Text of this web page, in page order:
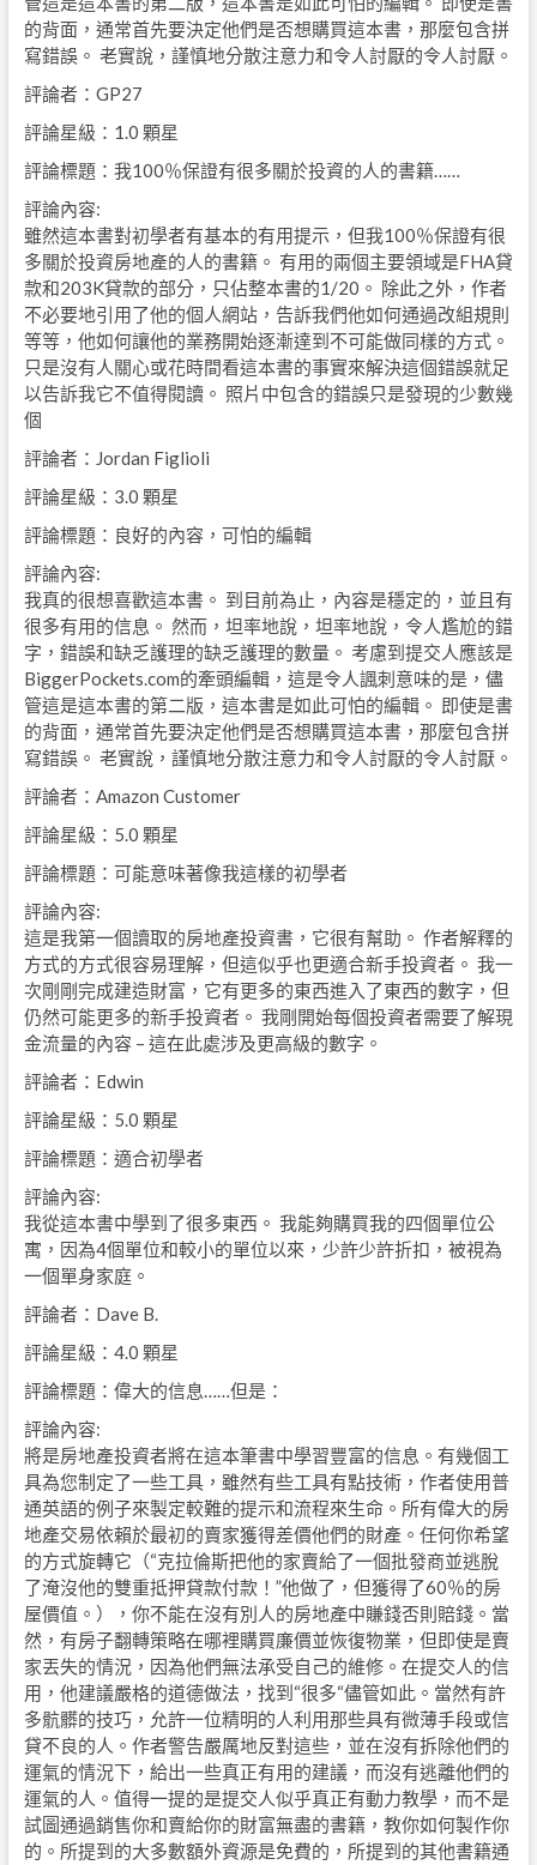
的背面，通常首先要決定他們是否想購買這本書，那麼包含拼
寫錯誤。 老實說，謹慎地分散注意力和令人討厭的令人討厭。
評論者：GP27
評論星級：1.0 顆星
評論標題：我100％保證有很多關於投資的人的書籍……
評論內容:
雖然這本書對初學者有基本的有用提示，但我100％保證有很
多關於投資房地產的人的書籍。 有用的兩個主要領域是FHA貸
款和203K貸款的部分，只佔整本書的1/20。 除此之外，作者
不必要地引用了他的個人網站，告訴我們他如何通過改組規則
等等，他如何讓他的業務開始逐漸達到不可能做同樣的方式。
只是沒有人關心或花時間看這本書的事實來解決這個錯誤就足
以告訴我它不值得閱讀。 照片中包含的錯誤只是發現的少數幾
個
評論者：Jordan Figlioli
評論星級：3.0 顆星
評論標題：良好的內容，可怕的編輯
評論內容:
我真的很想喜歡這本書。 到目前為止，內容是穩定的，並且有
很多有用的信息。 然而，坦率地說，坦率地說，令人尷尬的錯
字，錯誤和缺乏護理的缺乏護理的數量。 考慮到提交人應該是
BiggerPockets.com的牽頭編輯，這是令人諷刺意味的是，儘
管這是這本書的第二版，這本書是如此可怕的編輯。 即使是書
的背面，通常首先要決定他們是否想購買這本書，那麼包含拼
寫錯誤。 老實說，謹慎地分散注意力和令人討厭的令人討厭。
評論者：Amazon Customer
評論星級：5.0 顆星
評論標題：可能意味著像我這樣的初學者
評論內容:
這是我第一個讀取的房地產投資書，它很有幫助。 作者解釋的
方式的方式很容易理解，但這似乎也更適合新手投資者。 我一
次剛剛完成建造財富，它有更多的東西進入了東西的數字，但
仍然可能更多的新手投資者。 我剛開始每個投資者需要了解現
金流量的內容 – 這在此處涉及更高級的數字。
評論者：Edwin
評論星級：5.0 顆星
評論標題：適合初學者
評論內容:
我從這本書中學到了很多東西。 我能夠購買我的四個單位公
寓，因為4個單位和較小的單位以來，少許少許折扣，被視為
一個單身家庭。
評論者：Dave B.
評論星級：4.0 顆星
評論標題：偉大的信息……但是：
評論內容:
將是房地產投資者將在這本筆書中學習豐富的信息。有幾個工
具為您制定了一些工具，雖然有些工具有點技術，作者使用普
通英語的例子來製定較難的提示和流程來生命。所有偉大的房
地產交易依賴於最初的賣家獲得差價他們的財產。任何你希望
的方式旋轉它（“克拉倫斯把他的家賣給了一個批發商並逃脫
了淹沒他的雙重抵押貸款付款！”他做了，但獲得了60％的房
屋價值。），你不能在沒有別人的房地產中賺錢否則賠錢。當
然，有房子翻轉策略在哪裡購買廉價並恢復物業，但即使是賣
家丟失的情況，因為他們無法承受自己的維修。在提交人的信
用，他建議嚴格的道德做法，找到“很多“儘管如此。當然有許
多骯髒的技巧，允許一位精明的人利用那些具有微薄手段或信
貸不良的人。作者警告嚴厲地反對這些，並在沒有拆除他們的
運氣的情況下，給出一些真正有用的建議，而沒有逃離他們的
運氣的人。值得一提的是提交人似乎真正有動力教學，而不是
試圖通過銷售你和賣給你的財富無盡的書籍，教你如何製作你
的。所提到的大多數額外資源是免費的，所提到的其他書籍通